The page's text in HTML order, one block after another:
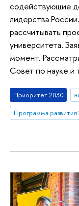
содействующие
лидерства
рассчитывать
университета.
момент.
Совет по науке
Приоритет 2030
Программа развития